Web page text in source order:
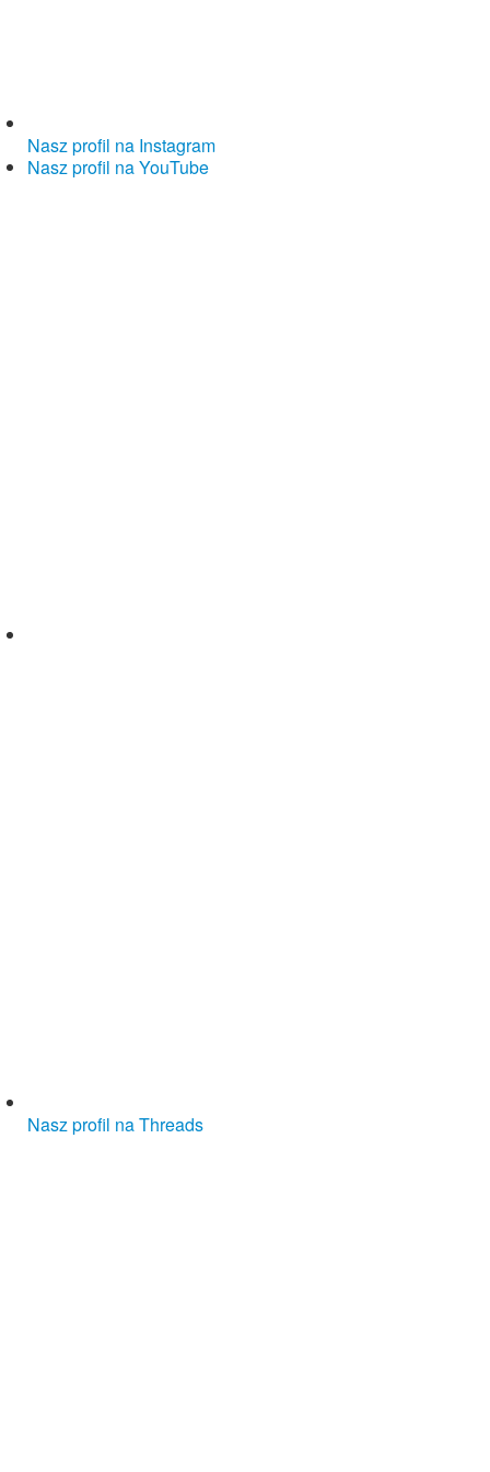
Nasz profil na Instagram
Nasz profil na YouTube
Nasz profil na Threads